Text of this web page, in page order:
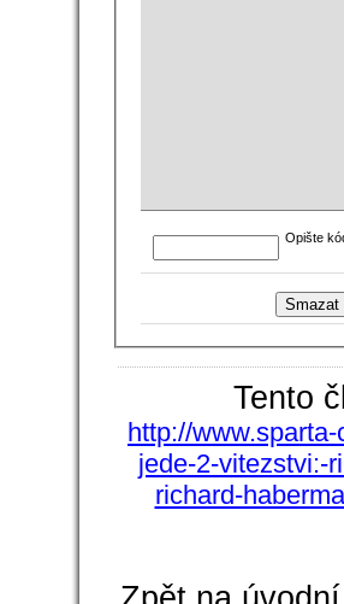
Opište
Tento
http://
jede-2-vitezstvi:-
richard-